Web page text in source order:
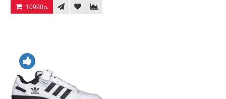
10990р.